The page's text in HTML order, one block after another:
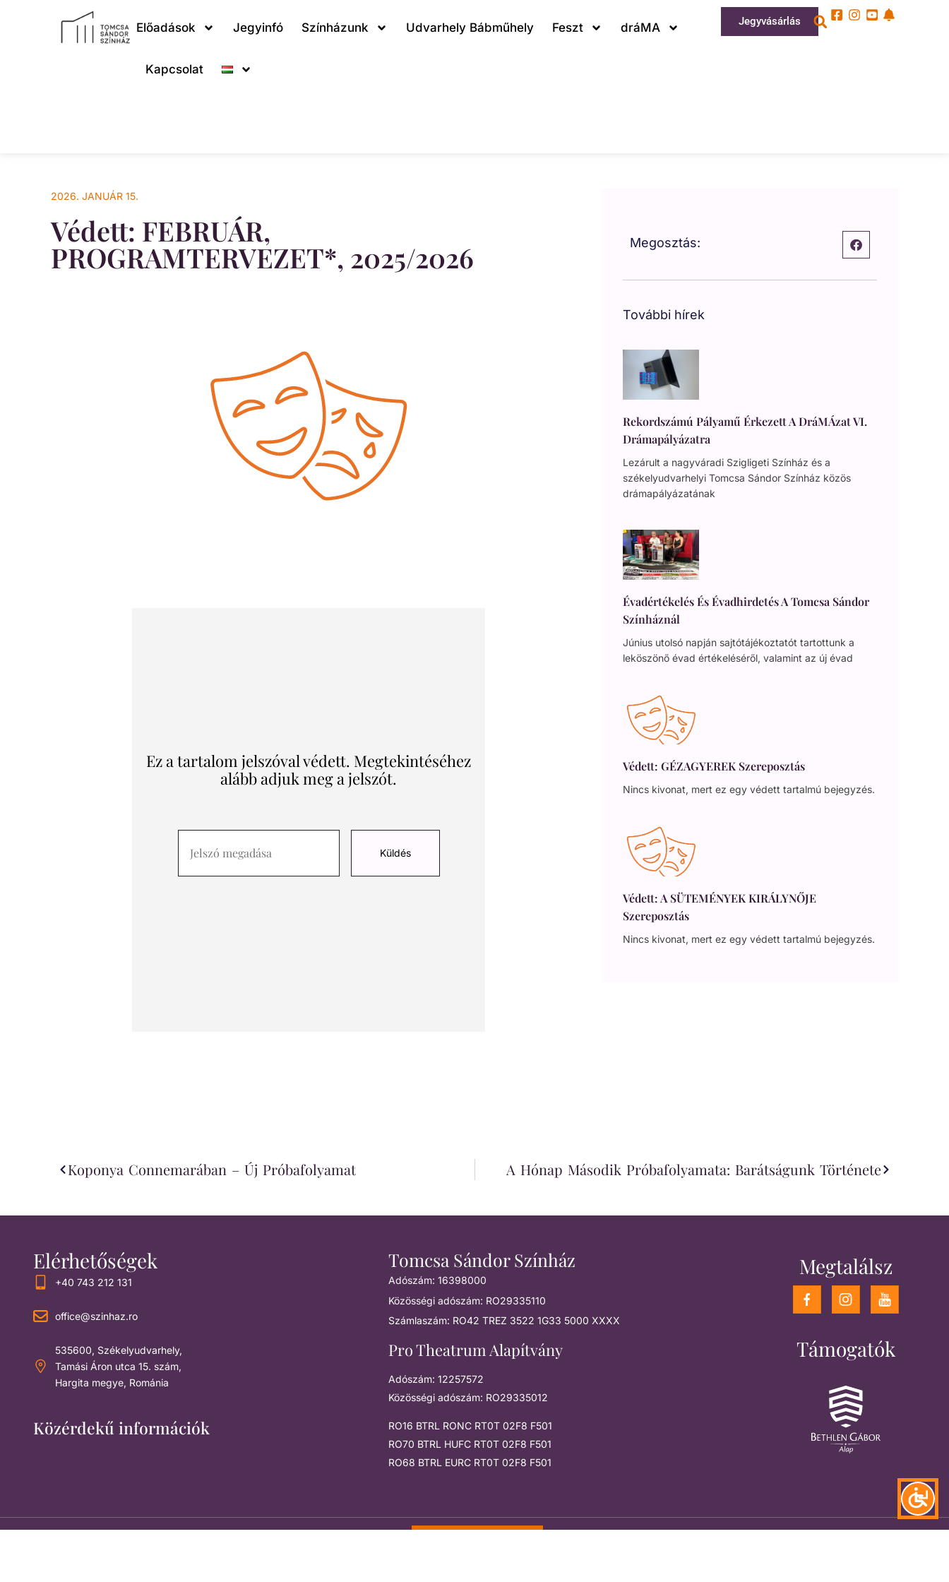
Előadások Jegyinfó Színházunk Udvarhely Bábműhely Feszt dráMA
Kapcsolat
Jegyvásárlás
2026. JANUÁR 15.
Védett: FEBRUÁR,
PROGRAMTERVEZET*, 2025/2026
Ez a tartalom jelszóval védett. Megtekintéséhez
alább adjuk meg a jelszót.
Megosztás:
További hírek
Rekordszámú Pályamű Érkezett A DráMÁzat VI.
Drámapályázatra
Lezárult a nagyváradi Szigligeti Színház és a
székelyudvarhelyi Tomcsa Sándor Színház közös
drámapályázatának
Évadértékelés És Évadhirdetés A Tomcsa Sándor
Színháznál
Június utolsó napján sajtótájékoztatót tartottunk a
leköszönő évad értékeléséről, valamint az új évad
Védett: GÉZAGYEREK Szereposztás
Nincs kivonat, mert ez egy védett tartalmú bejegyzés.
Védett: A SÜTEMÉNYEK KIRÁLYNŐJE
Szereposztás
Nincs kivonat, mert ez egy védett tartalmú bejegyzés.
Koponya Connemarában – Új Próbafolyamat A Hónap Második Próbafolyamata: Barátságunk Története
Elérhetőségek
+40 743 212 131
office@szinhaz.ro
535600, Székelyudvarhely,
Tamási Áron utca 15. szám,
Hargita megye, Románia
Közérdekű információk
Tomcsa Sándor Színház
Adószám: 16398000
Közösségi adószám: RO29335110
Számlaszám: RO42 TREZ 3522 1G33 5000 XXXX
Pro Theatrum Alapítvány
Adószám: 12257572
Közösségi adószám: RO29335012
RO16 BTRL RONC RT0T 02F8 F501
RO70 BTRL HUFC RT0T 02F8 F501
RO68 BTRL EURC RT0T 02F8 F501
Megtalálsz
Támogatók